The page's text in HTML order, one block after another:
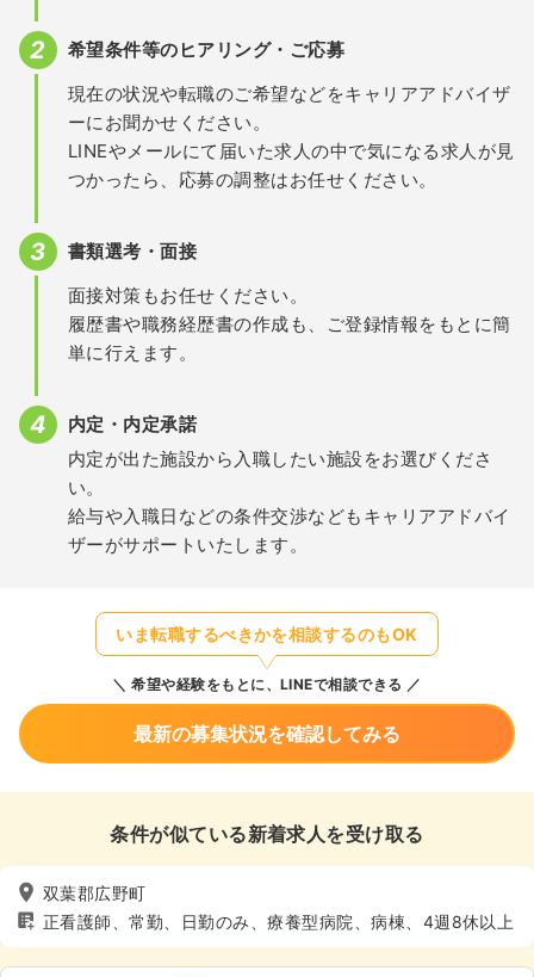
希望条件等のヒアリング・ご応募
現在の状況や転職のご希望などをキャリアアドバイザ
ーにお聞かせください。
LINEやメールにて届いた求人の中で気になる求人が見
つかったら、応募の調整はお任せください。
書類選考・面接
面接対策もお任せください。
履歴書や職務経歴書の作成も、ご登録情報をもとに簡
単に行えます。
内定・内定承諾
内定が出た施設から入職したい施設をお選びくださ
い。
給与や入職日などの条件交渉などもキャリアアドバイ
ザーがサポートいたします。
いま転職するべきかを相談するのもOK
希望や経験をもとに、LINEで相談できる
最新の募集状況を確認してみる
条件が似ている新着求人を受け取る
双葉郡広野町
正看護師、常勤、日勤のみ、療養型病院、病棟、4週8休以上